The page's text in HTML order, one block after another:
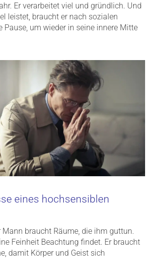
Er verarbeitet viel und gründlich. Und
leistet, braucht er nach sozialen
Pause, um wieder in seine innere Mitte
eines hochsensiblen
Mann braucht Räume, die ihm guttun.
Feinheit Beachtung findet. Er braucht
damit Körper und Geist sich